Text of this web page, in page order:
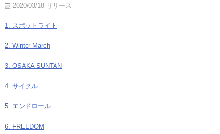
2020/03/18 リリース
1. スポットライト
2. Winter March
3. OSAKA SUNTAN
4. サイクル
5. エンドロール
6. FREEDOM